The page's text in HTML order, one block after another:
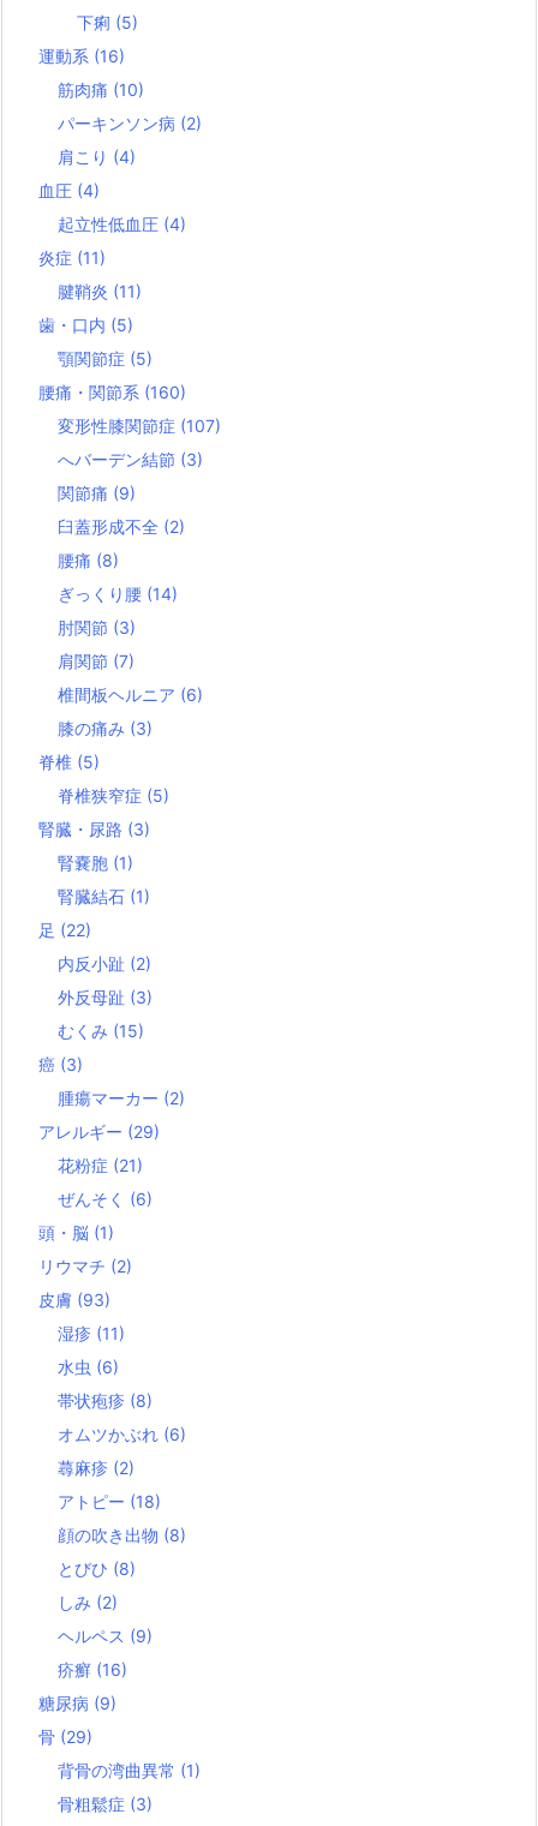
下痢 (5)
運動系 (16)
筋肉痛 (10)
パーキンソン病 (2)
肩こり (4)
血圧 (4)
起立性低血圧 (4)
炎症 (11)
腱鞘炎 (11)
歯・口内 (5)
顎関節症 (5)
腰痛・関節系 (160)
変形性膝関節症 (107)
へバーデン結節 (3)
関節痛 (9)
臼蓋形成不全 (2)
腰痛 (8)
ぎっくり腰 (14)
肘関節 (3)
肩関節 (7)
椎間板ヘルニア (6)
膝の痛み (3)
脊椎 (5)
脊椎狭窄症 (5)
腎臓・尿路 (3)
腎嚢胞 (1)
腎臓結石 (1)
足 (22)
内反小趾 (2)
外反母趾 (3)
むくみ (15)
癌 (3)
腫瘍マーカー (2)
アレルギー (29)
花粉症 (21)
ぜんそく (6)
頭・脳 (1)
リウマチ (2)
皮膚 (93)
湿疹 (11)
水虫 (6)
帯状疱疹 (8)
オムツかぶれ (6)
蕁麻疹 (2)
アトピー (18)
顔の吹き出物 (8)
とびひ (8)
しみ (2)
ヘルペス (9)
疥癬 (16)
糖尿病 (9)
骨 (29)
背骨の湾曲異常 (1)
骨粗鬆症 (3)